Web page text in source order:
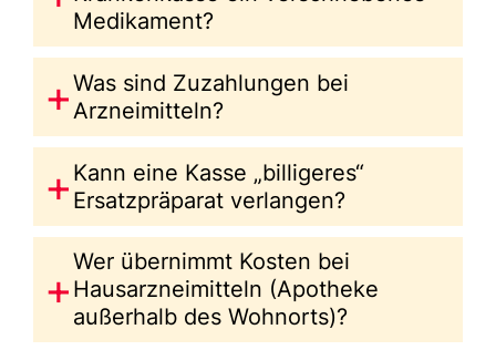
Medikament?
Was sind Zuzahlungen bei
Arzneimitteln?
Kann eine Kasse „billigeres“
Ersatzpräparat verlangen?
Wer übernimmt Kosten bei
Hausarzneimitteln (Apotheke
außerhalb des Wohnorts)?